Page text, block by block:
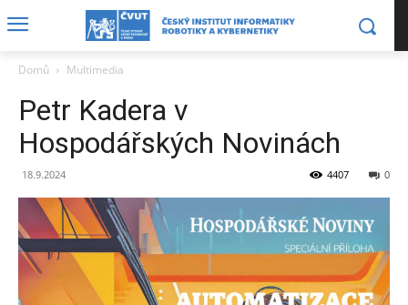
Domů Multimedia
Petr Kadera v
Hospodářských Novinách
18.9.2024 0
4407